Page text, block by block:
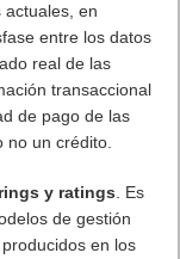
actuales, en
entre los datos
real de las
transaccional
de pago de las
un crédito.
y ratings . Es
de gestión
en los